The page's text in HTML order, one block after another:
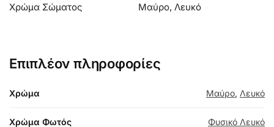
Χρώμα Σώματος
Μαύρο, Λευκό
Επιπλέον πληροφορίες
Χρώμα Μαύρο, Λευκό
Χρώμα Φωτός Φυσικό Λευκό